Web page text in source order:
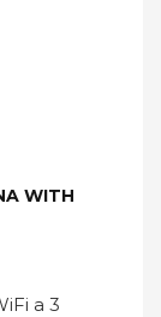
WITH
a 3